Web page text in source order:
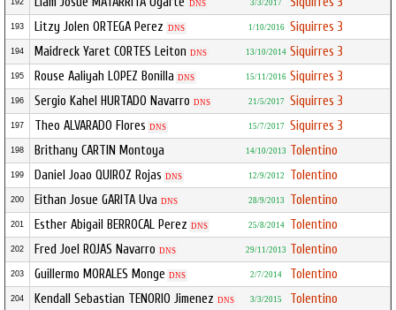
192 DNS 3/3/2017
193 Litzy Jolen ORTEGA Perez DNS 1/10/2016 Siquirres 3
194 Maidreck Yaret CORTES Leiton DNS 13/10/2014 Siquirres 3
195 Rouse Aaliyah LOPEZ Bonilla DNS 15/11/2016 Siquirres 3
196 Sergio Kahel HURTADO Navarro DNS 21/5/2017 Siquirres 3
197 Theo ALVARADO Flores DNS 15/7/2017 Siquirres 3
198 Brithany CARTIN Montoya 14/10/2013 Tolentino
199 Daniel Joao QUIROZ Rojas DNS 12/9/2012 Tolentino
200 Eithan Josue GARITA Uva DNS 28/9/2013 Tolentino
201 Esther Abigail BERROCAL Perez DNS 25/8/2014 Tolentino
202 Fred Joel ROJAS Navarro DNS 29/11/2013 Tolentino
203 Guillermo MORALES Monge DNS 2/7/2014 Tolentino
204 Kendall Sebastian TENORIO Jimenez DNS 3/3/2015 Tolentino